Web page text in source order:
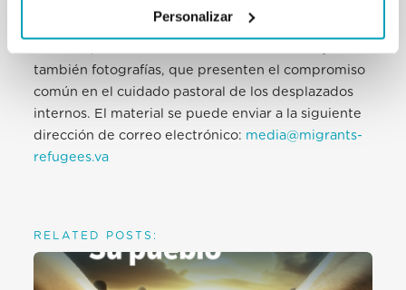
Personalizar
recibir, de las Iglesias locales y demás actores
también fotografías, que presenten el compromiso
común en el cuidado pastoral de los desplazados
internos. El material se puede enviar a la siguiente
dirección de correo electrónico: media@migrants-
refugees.va
RELATED POSTS: